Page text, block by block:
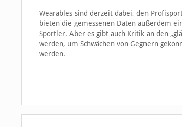
Wearables sind derzeit dabei, den
bieten die gemessenen Daten außerdem
Sportler. Aber es gibt auch Kritik an den
werden, um Schwächen von Gegnern
werden.